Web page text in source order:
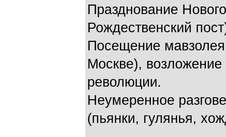
Празднование
Рождественский
Посещение
Москве),
революции.
Неумеренное
(пьянки, гулянья,